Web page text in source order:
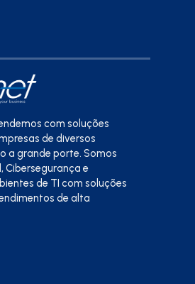
com soluções
de diversos
a grande porte. Somos
Cibersegurança e
de TI com soluções
de alta